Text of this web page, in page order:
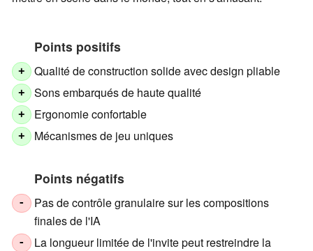
Points positifs
+ Qualité de construction solide avec design pliable
+ Sons embarqués de haute qualité
+ Ergonomie confortable
+ Mécanismes de jeu uniques
Points négatifs
-
Pas de contrôle granulaire sur les compositions
finales de l'IA
-
La longueur limitée de l'invite peut restreindre la